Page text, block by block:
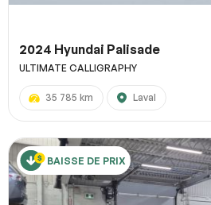
2024 Hyundai Palisade
ULTIMATE CALLIGRAPHY
35 785 km Laval
BAISSE DE PRIX